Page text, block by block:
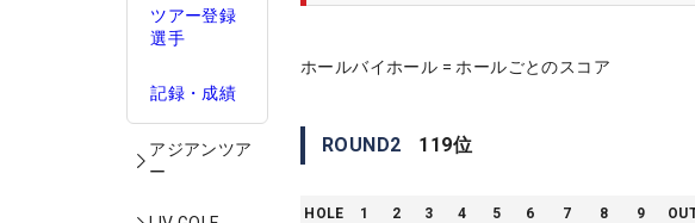
ツアー登録
選手
記録・成績
アジアンツア
ー
ホールバイホール = ホールごとのスコア
ROUND2 119位
HOLE 1 2 3 4 5 6 7 8 9